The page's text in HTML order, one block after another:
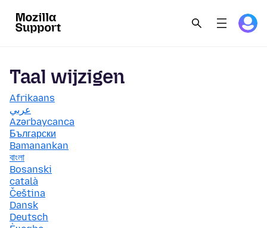
Taal wijzigen
Afrikaans
عربي
Azərbaycanca
Български
Bamanankan
বাংলা
Bosanski
català
Čeština
Dansk
Deutsch